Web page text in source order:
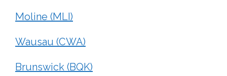
Moline (MLI)
Wausau (CWA)
Brunswick (BQK)